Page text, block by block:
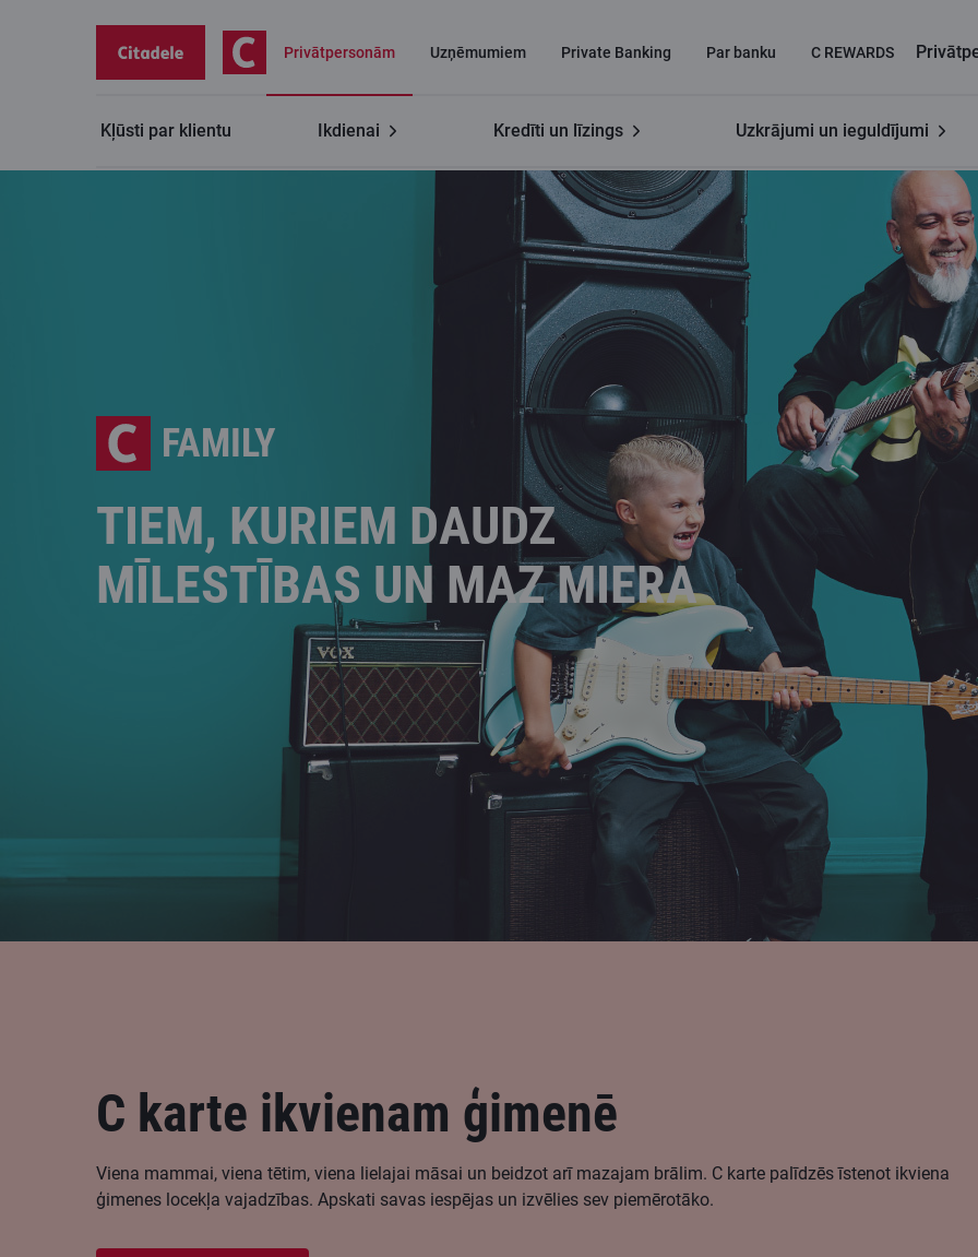
Privātpersonām Uzņēmumiem Private Banking Par banku C REWARDS
Kļūsti par klientu Ikdienai Kredīti un līzings Uzkrājumi un ieguldījumi
FAMILY
TIEM, KURIEM DAUDZ
MĪLESTĪBAS UN MAZ MIERA
C karte ikvienam ģimenē
Viena mammai, viena tētim, viena lielajai māsai un beidzot arī mazajam brālim. C karte palīdzēs īstenot ikviena
ģimenes locekļa vajadzības. Apskati savas iespējas un izvēlies sev piemērotāko.